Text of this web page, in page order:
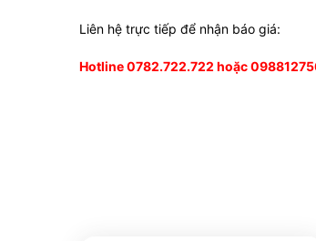
Liên hệ trực tiếp để nhận báo giá:
Hotline 0782.722.722 hoặc